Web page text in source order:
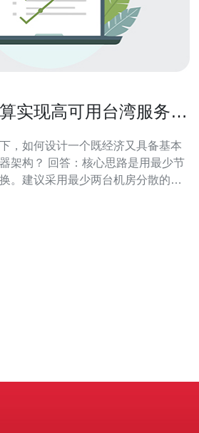
实现高可用台湾服务器
，如何设计一个既经济又具备基本
架构？ 回答：核心思路是用最少节
。建议采用最少两台机房分散的台
或云厂商的入门型LB）分流